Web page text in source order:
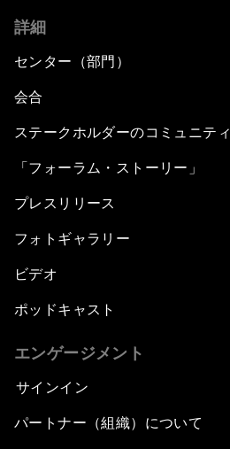
詳細
センター（部門）
会合
ステークホルダーのコミュニティ
「フォーラム・ストーリー」
プレスリリース
フォトギャラリー
ビデオ
ポッドキャスト
エンゲージメント
サインイン
パートナー（組織）について